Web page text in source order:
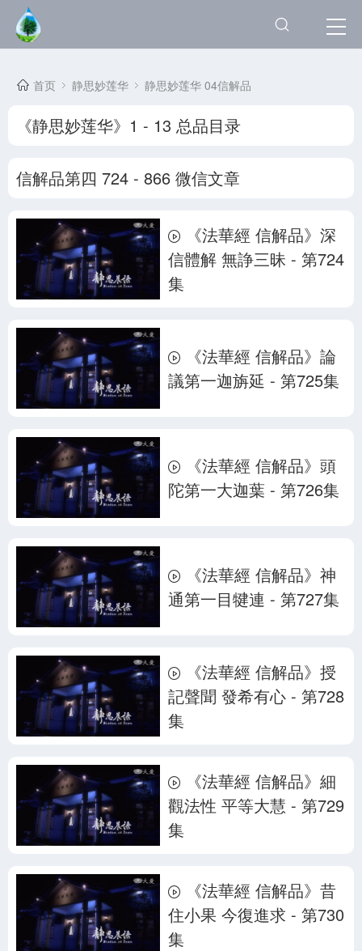
首页 静思妙莲华 静思妙莲华 04信解品
《静思妙莲华》1 - 13 总品目录
信解品第四 724 - 866 微信文章
《法華經 信解品》深
信體解 無諍三昧 - 第724
集
《法華經 信解品》論
議第一迦旃延 - 第725集
《法華經 信解品》頭
陀第一大迦葉 - 第726集
《法華經 信解品》神
通第一目犍連 - 第727集
《法華經 信解品》授
記聲聞 發希有心 - 第728
集
《法華經 信解品》細
觀法性 平等大慧 - 第729
集
《法華經 信解品》昔
住小果 今復進求 - 第730
集